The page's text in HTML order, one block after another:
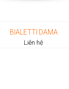
BIALETTI DAMA
Liên hệ